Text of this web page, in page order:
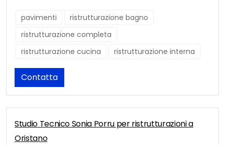
pavimenti
ristrutturazione bagno
ristrutturazione completa
ristrutturazione cucina
ristrutturazione interna
Contatta
Studio Tecnico Sonia Porru per ristrutturazioni a
Oristano